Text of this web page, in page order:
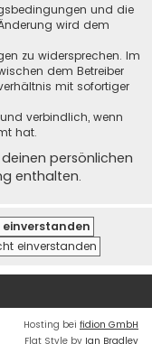
und die
wird dem
zu widersprechen. Im
dem Betreiber
mit sofortiger
verbindlich, wenn
hat.
persönlichen
enthalten.
Hosting bei fidion GmbH
Flat Style by Ian Bradley